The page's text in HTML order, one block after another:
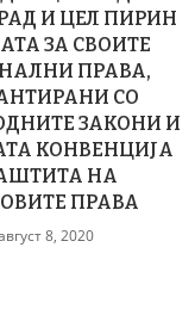
И ЦЕЛ ПИРИН
ЗА СВОИТЕ
ПРАВА,
СО
ЗАКОНИ И
КОНВЕНЦИЈА
НА
ПРАВА
8, 2020